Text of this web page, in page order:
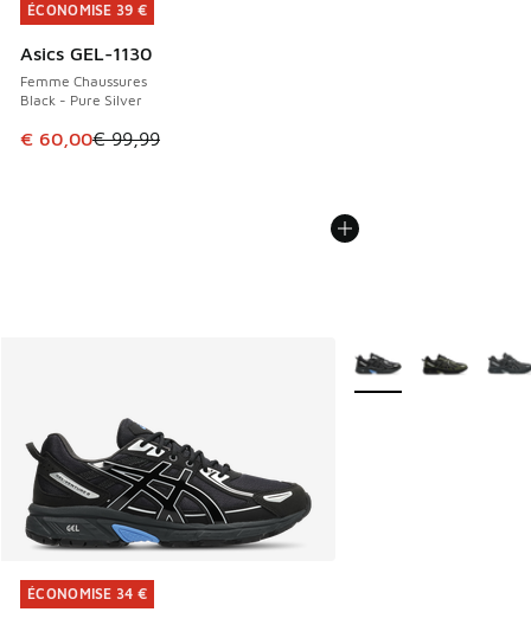
ÉCONOMISE 39 €
Asics GEL-1130
Femme Chaussures
Black - Pure Silver
Cet article est en promotion. Prix en baisse de € 99,99 à
€ 60,00€ 99,99
ÉCONOMISE 39 €
ÉCONOMISE 34 €
ÉCONOMISE 34 €
Plus de couleurs